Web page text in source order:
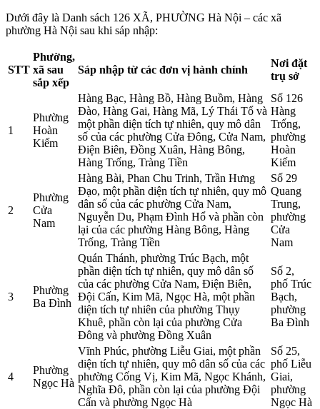
Dưới đây là Danh sách 126 XÃ, PHƯỜNG Hà Nội – các xã
phường Hà Nội sau khi sáp nhập:
STT
Phường,
xã sau
sắp xếp
Sáp nhập từ các đơn vị hành chính
Nơi đặt
trụ sở
1
Phường
Hoàn
Kiếm
Hàng Bạc, Hàng Bồ, Hàng Buồm, Hàng
Đào, Hàng Gai, Hàng Mã, Lý Thái Tổ và
một phần diện tích tự nhiên, quy mô dân
số của các phường Cửa Đông, Cửa Nam,
Điện Biên, Đồng Xuân, Hàng Bông,
Hàng Trống, Tràng Tiền
Số 126
Hàng
Trống,
phường
Hoàn
Kiếm
2
Phường
Cửa
Nam
Hàng Bài, Phan Chu Trinh, Trần Hưng
Đạo, một phần diện tích tự nhiên, quy mô
dân số của các phường Cửa Nam,
Nguyễn Du, Phạm Đình Hổ và phần còn
lại của các phường Hàng Bông, Hàng
Trống, Tràng Tiền
Số 29
Quang
Trung,
phường
Cửa
Nam
3
Phường
Ba Đình
Quán Thánh, phường Trúc Bạch, một
phần diện tích tự nhiên, quy mô dân số
của các phường Cửa Nam, Điện Biên,
Đội Cấn, Kim Mã, Ngọc Hà, một phần
diện tích tự nhiên của phường Thụy
Khuê, phần còn lại của phường Cửa
Đông và phường Đồng Xuân
Số 2,
phố Trúc
Bạch,
phường
Ba Đình
4
Phường
Ngọc Hà
Vĩnh Phúc, phường Liễu Giai, một phần
diện tích tự nhiên, quy mô dân số của các
phường Cống Vị, Kim Mã, Ngọc Khánh,
Nghĩa Đô, phần còn lại của phường Đội
Cấn và phường Ngọc Hà
Số 25,
phố Liễu
Giai,
phường
Ngọc Hà